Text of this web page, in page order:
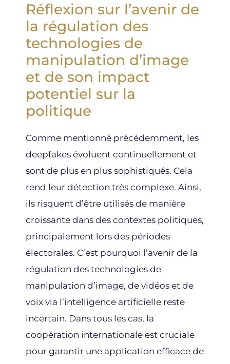
Réflexion sur l’avenir de
la régulation des
technologies de
manipulation d’image
et de son impact
potentiel sur la
politique
Comme mentionné précédemment, les
deepfakes évoluent continuellement et
sont de plus en plus sophistiqués. Cela
rend leur détection très complexe. Ainsi,
ils risquent d’être utilisés de manière
croissante dans des contextes politiques,
principalement lors des périodes
électorales. C’est pourquoi l’avenir de la
régulation des technologies de
manipulation d’image, de vidéos et de
voix via l’intelligence artificielle reste
incertain. Dans tous les cas, la
coopération internationale est cruciale
pour garantir une application efficace de